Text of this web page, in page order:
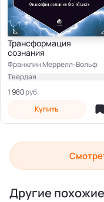
Трансформация
сознания
Франклин Меррелл-Вольф
1 980
Твердая
Электронная
Купить
Другие